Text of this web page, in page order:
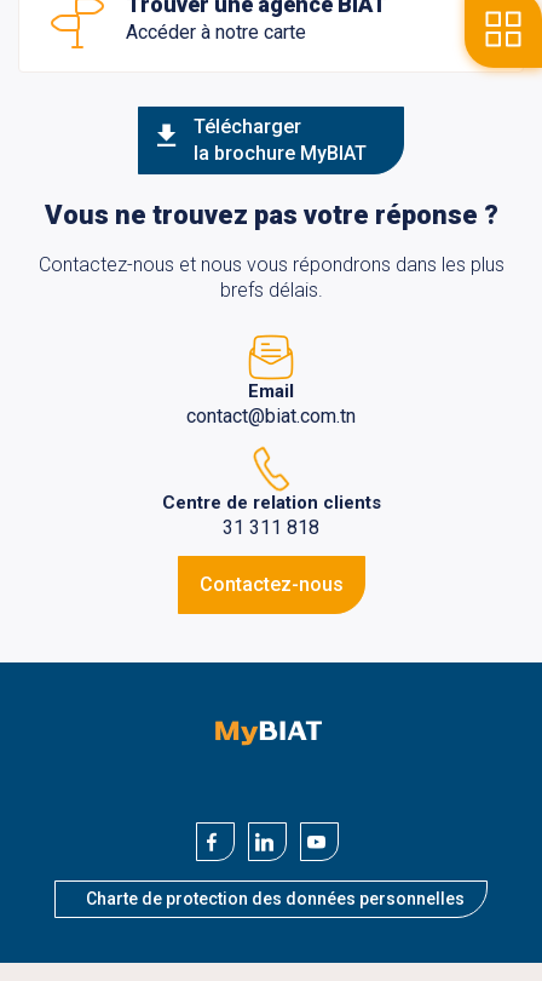
Accéder à notre carte
Télécharger
la brochure MyBIAT
Vous ne trouvez pas votre réponse ?
Contactez-nous et nous vous répondrons dans les plus
brefs délais.
Email
contact@biat.com.tn
Centre de relation clients
31 311 818
Contactez-nous
Charte de protection des données personnelles